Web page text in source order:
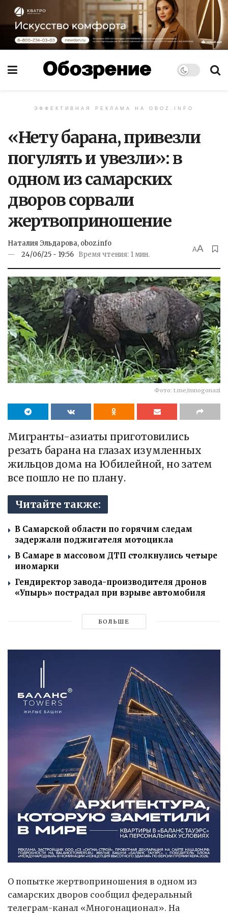
ЭФФЕКТИВНАЯ РЕКЛАМА НА OBOZ.INFO
«Нету барана, привезли
погулять и увезли»: в
одном из самарских
дворов сорвали
жертвоприношение
Наталия Эльдарова, oboz.info
24/06/25 - 19:56 Время чтения: 1 мин.
AA
Фото: t.me/mnogonazi
Мигранты-азиаты приготовились
резать барана на глазах изумленных
жильцов дома на Юбилейной, но затем
все пошло не по плану.
Читайте также:
В Самарской области по горячим следам
задержали поджигателя мотоцикла
В Самаре в массовом ДТП столкнулись четыре
иномарки
Гендиректор завода-производителя дронов
«Упырь» пострадал при взрыве автомобиля
БОЛЬШЕ
О попытке жертвоприношения в одном из
самарских дворов сообщил федеральный
телеграм-канал «Многонационал». На